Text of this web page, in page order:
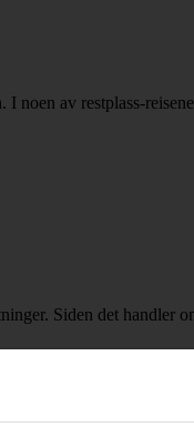
noen av restplass-
Siden det handler